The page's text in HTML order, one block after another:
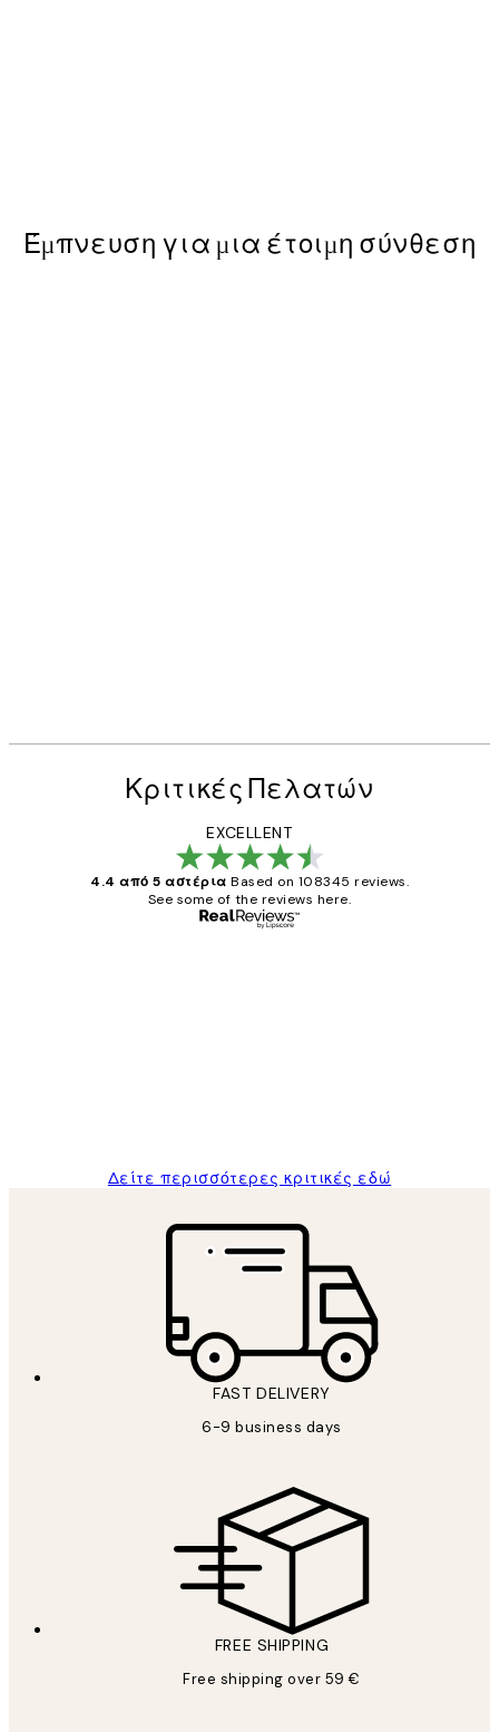
Έμπνευση για μια έτοιμη σύνθεση
Κριτικές Πελατών
EXCELLENT
4.4 από 5 αστέρια Based on 108345 reviews.
See some of the reviews here.
Δείτε περισσότερες κριτικές εδώ
FAST DELIVERY
6-9 business days
FREE SHIPPING
Free shipping over 59 €